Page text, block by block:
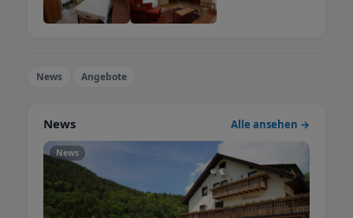
News Angebote
News Alle ansehen →
News